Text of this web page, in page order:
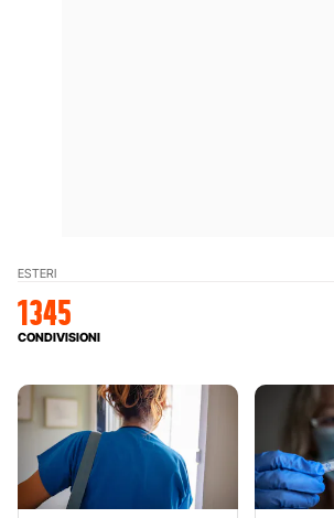
ESTERI
1345
CONDIVISIONI